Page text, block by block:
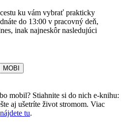
ku vám vybrať prakticky
do 13:00 v pracovný deň,
inak najneskôr nasledujúci
MOBI
mobil? Stiahnite si do nich e-knihu:
aj ušetríte život stromom. Viac
nájdete tu.